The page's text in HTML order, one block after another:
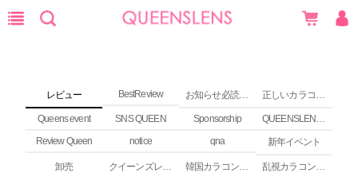
レビュー BestReview お知らせ必読 (NEWS) 正しいカラコンの使い方
Queens event SNS QUEEN Sponsorship
QUEENSLENS Affiliate Program
Review Queen
notice qna 新年イベント
卸売 クイーンズレンズ カラコンコラム 韓国カラコンguide 乱視カラコンの安全性